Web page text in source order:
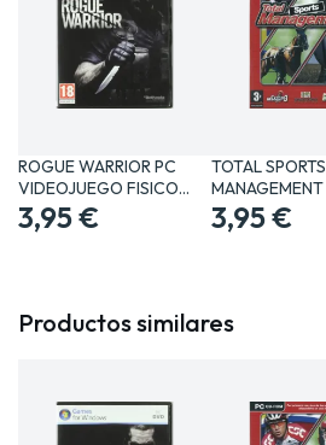
ROGUE WARRIOR PC
VIDEOJUEGO FISICO
PHYSICAL…
3,95 €
TOTAL SPORTS
MANAGEMENT
3,95 €
Productos similares